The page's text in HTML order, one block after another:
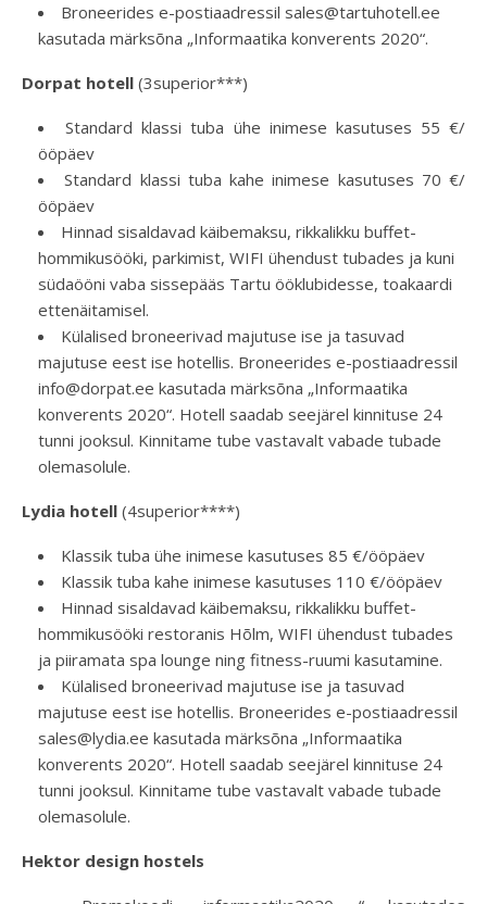
Broneerides e-postiaadressil sales@tartuhotell.ee
kasutada märksõna „Informaatika konverents 2020“.
Dorpat hotell (3superior***)
Standard klassi tuba ühe inimese kasutuses 55 €/
ööpäev
Standard klassi tuba kahe inimese kasutuses 70 €/
ööpäev
Hinnad sisaldavad käibemaksu, rikkalikku buffet-
hommikusööki, parkimist, WIFI ühendust tubades ja kuni
südaööni vaba sissepääs Tartu ööklubidesse, toakaardi
ettenäitamisel.
Külalised broneerivad majutuse ise ja tasuvad
majutuse eest ise hotellis. Broneerides e-postiaadressil
info@dorpat.ee kasutada märksõna „Informaatika
konverents 2020“. Hotell saadab seejärel kinnituse 24
tunni jooksul. Kinnitame tube vastavalt vabade tubade
olemasolule.
Lydia hotell (4superior****)
Klassik tuba ühe inimese kasutuses 85 €/ööpäev
Klassik tuba kahe inimese kasutuses 110 €/ööpäev
Hinnad sisaldavad käibemaksu, rikkalikku buffet-
hommikusööki restoranis Hõlm, WIFI ühendust tubades
ja piiramata spa lounge ning fitness-ruumi kasutamine.
Külalised broneerivad majutuse ise ja tasuvad
majutuse eest ise hotellis. Broneerides e-postiaadressil
sales@lydia.ee kasutada märksõna „Informaatika
konverents 2020“. Hotell saadab seejärel kinnituse 24
tunni jooksul. Kinnitame tube vastavalt vabade tubade
olemasolule.
Hektor design hostels